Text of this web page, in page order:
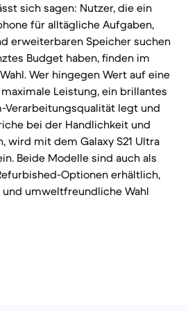
sich sagen: Nutzer, die ein
für alltägliche Aufgaben,
erweiterbaren Speicher suchen
Budget haben, finden im
Wer hingegen Wert auf eine
Leistung, ein brillantes
Verarbeitungsqualität legt und
bei der Handlichkeit und
wird mit dem Galaxy S21 Ultra
Beide Modelle sind auch als
Optionen erhältlich,
umweltfreundliche Wahl